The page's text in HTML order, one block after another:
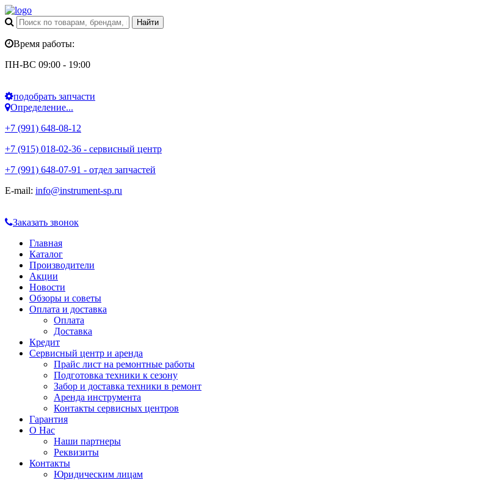
Время работы:
ПН-ВС 09:00 - 19:00
подобрать запчасти
Определение...
+7 (991) 648-08-12
+7 (915) 018-02-36 - сервисный центр
+7 (991) 648-07-91 - отдел запчастей
E-mail: info@instrument-sp.ru
Заказать звонок
Главная
Каталог
Производители
Акции
Новости
Обзоры и советы
Оплата и доставка
Оплата
Доставка
Кредит
Сервисный центр и аренда
Прайс лист на ремонтные работы
Подготовка техники к сезону
Забор и доставка техники в ремонт
Аренда инструмента
Контакты сервисных центров
Гарантия
О Нас
Наши партнеры
Реквизиты
Контакты
Юридическим лицам